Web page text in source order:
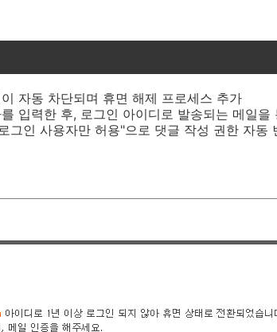
자동 차단되며 휴면 해제 프로세스 추가
입력한 후, 로그인 아이디로 발송되는 메일을
그인 사용자만 허용"으로 댓글 작성 권한 자동